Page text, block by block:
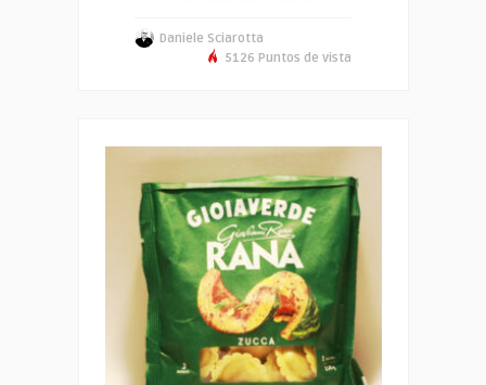
Daniele Sciarotta
5126 Puntos de vista